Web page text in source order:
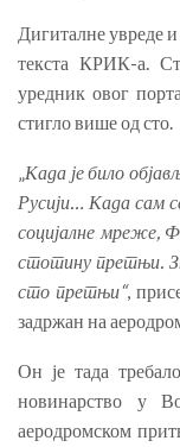
Дигиталне увреде
текста КРИК-а.
уредник овог
стигло више од сто.
„Када је било
Русији… Када сам
социјалне мреже,
стотину претњи.
сто претњи“,
задржан на
Он је тада
новинарство у
аеродромском